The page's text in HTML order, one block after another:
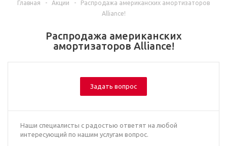
Главная - Акции -
Распродажа американских амортизаторов
Alliance!
Распродажа американских
амортизаторов Alliance!
Задать вопрос
Наши специалисты с радостью ответят на любой
интересующий по нашим услугам вопрос.